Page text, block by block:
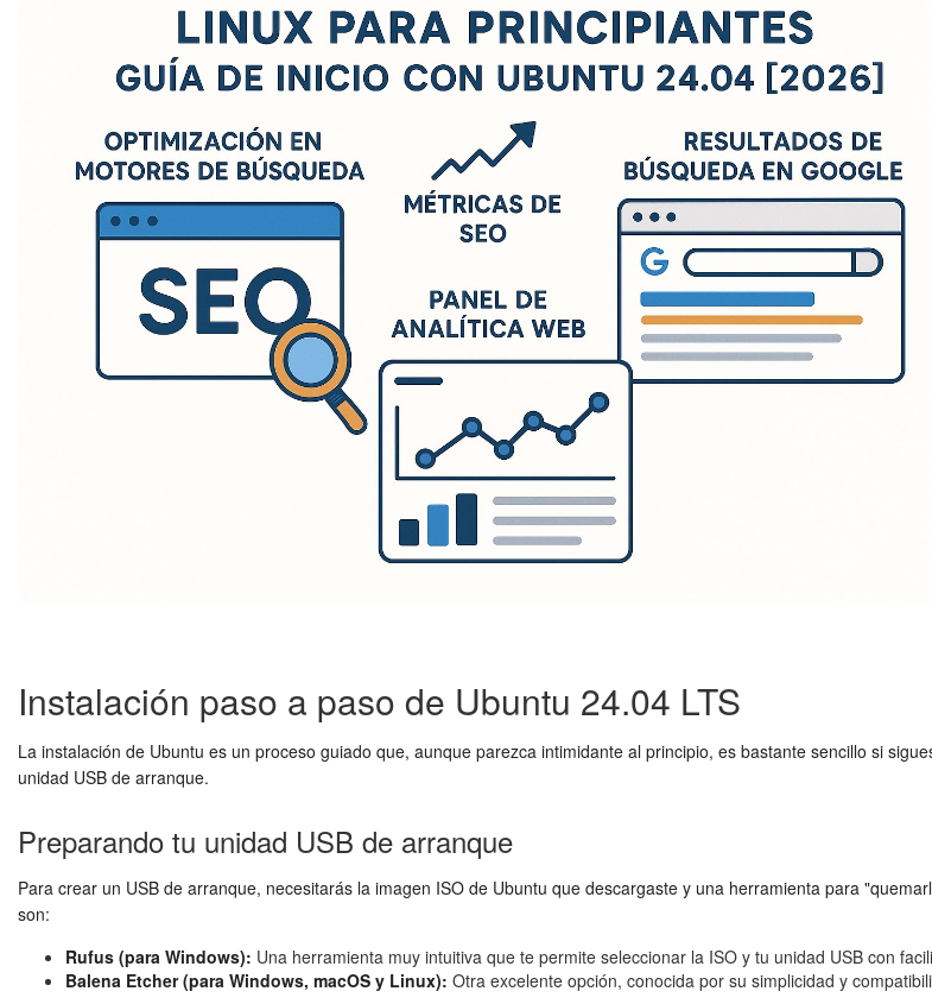
Instalación paso a paso de Ubuntu 24.04 LTS
La instalación de Ubuntu es un proceso guiado que, aunque parezca intimidante al principio, es bastante sencillo si
unidad USB de arranque.
Preparando tu unidad USB de arranque
Para crear un USB de arranque, necesitarás la imagen ISO de Ubuntu que descargaste y una herramienta para
son:
Rufus (para Windows): Una herramienta muy intuitiva que te permite seleccionar la ISO y tu unidad USB con
Balena Etcher (para Windows, macOS y Linux): Otra excelente opción, conocida por su simplicidad y